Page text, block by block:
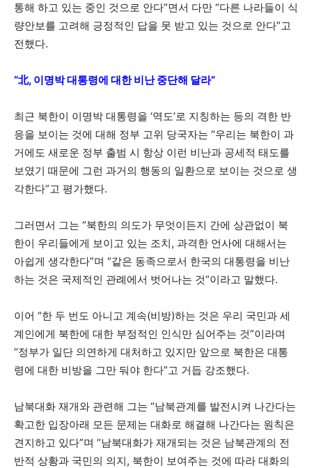
통해 하고 있는 중인 것으로 안다”면서 다만 “다른 나라들이 식
량안보를 고려해 긍정적인 답을 못 받고 있는 것으로 안다”고
전했다.
“北, 이명박 대통령에 대한 비난 중단해 달라”
최근 북한이 이명박 대통령을 ‘역도’로 지칭하는 등의 격한 반
응을 보이는 것에 대해 정부 고위 당국자는 “우리는 북한이 과
거에도 새로운 정부 출범 시 항상 이런 비난과 공세적 태도를
보였기 때문에 그런 과거의 행동의 일환으로 보이는 것으로 생
각한다”고 평가했다.
그러면서 그는 “북한의 의도가 무엇이든지 간에 상관없이 북
한이 우리들에게 보이고 있는 조치, 과격한 언사에 대해서는
아쉽게 생각한다”며 “같은 동족으로서 한국의 대통령을 비난
하는 것은 국제적인 관례에서 벗어나는 것”이라고 말했다.
이어 “한 두 번도 아니고 계속(비방)하는 것은 우리 국민과 세
계인에게 북한에 대한 부정적인 인식만 심어주는 것”이라며
“정부가 일단 의연하게 대처하고 있지만 앞으로 북한은 대통
령에 대한 비방을 그만 둬야 한다”고 거듭 강조했다.
남북대화 재개와 관련해 그는 “남북관계를 발전시켜 나간다는
확고한 입장아래 모든 문제는 대화로 해결해 나간다는 원칙은
견지하고 있다”며 “남북대화가 재개되는 것은 남북관계의 전
반적 상황과 국민의 의지, 북한이 보여주는 것에 따라 대화의